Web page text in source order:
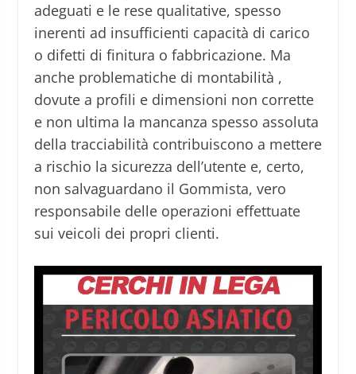
adeguati e le rese qualitative, spesso
inerenti ad insufficienti capacità di carico
o difetti di finitura o fabbricazione. Ma
anche problematiche di montabilità ,
dovute a profili e dimensioni non corrette
e non ultima la mancanza spesso assoluta
della tracciabilità contribuiscono a mettere
a rischio la sicurezza dell’utente e, certo,
non salvaguardano il Gommista, vero
responsabile delle operazioni effettuate
sui veicoli dei propri clienti.